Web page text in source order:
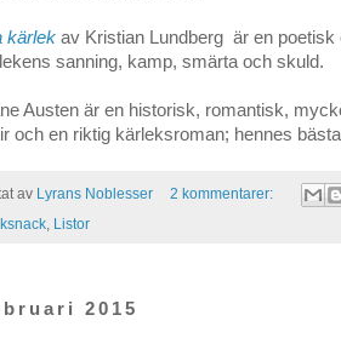
kärlek av Kristian Lundberg är en poetisk
sanning, kamp, smärta och skuld.
Austen är en historisk, romantisk,
och en riktig kärleksroman; hennes
av Lyrans Noblesser
2 kommentarer:
, Listor
2015